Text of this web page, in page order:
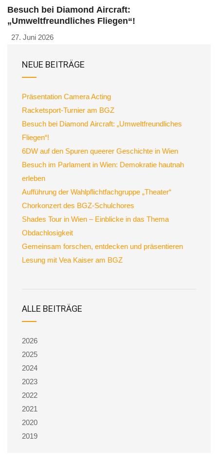
Besuch bei Diamond Aircraft:
„Umweltfreundliches Fliegen“!
27. Juni 2026
NEUE BEITRÄGE
Präsentation Camera Acting
Racketsport-Turnier am BGZ
Besuch bei Diamond Aircraft: „Umweltfreundliches
Fliegen“!
6DW auf den Spuren queerer Geschichte in Wien
Besuch im Parlament in Wien: Demokratie hautnah
erleben
Aufführung der Wahlpflichtfachgruppe „Theater“
Chorkonzert des BGZ-Schulchores
Shades Tour in Wien – Einblicke in das Thema
Obdachlosigkeit
Gemeinsam forschen, entdecken und präsentieren
Lesung mit Vea Kaiser am BGZ
ALLE BEITRÄGE
2026
2025
2024
2023
2022
2021
2020
2019